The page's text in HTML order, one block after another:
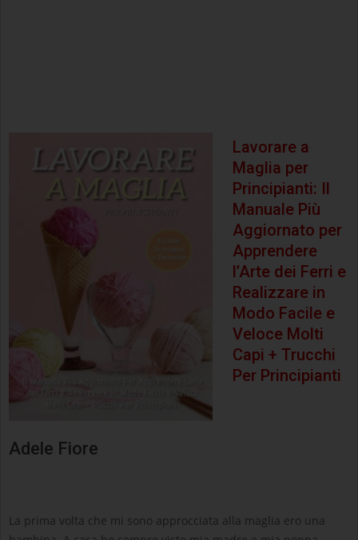
Lavorare a
Maglia per
Principianti: Il
Manuale Più
Aggiornato per
Apprendere
l’Arte dei Ferri e
Realizzare in
Modo Facile e
Veloce Molti
Capi + Trucchi
Per Principianti
Adele Fiore
La prima volta che mi sono approcciata alla maglia ero una